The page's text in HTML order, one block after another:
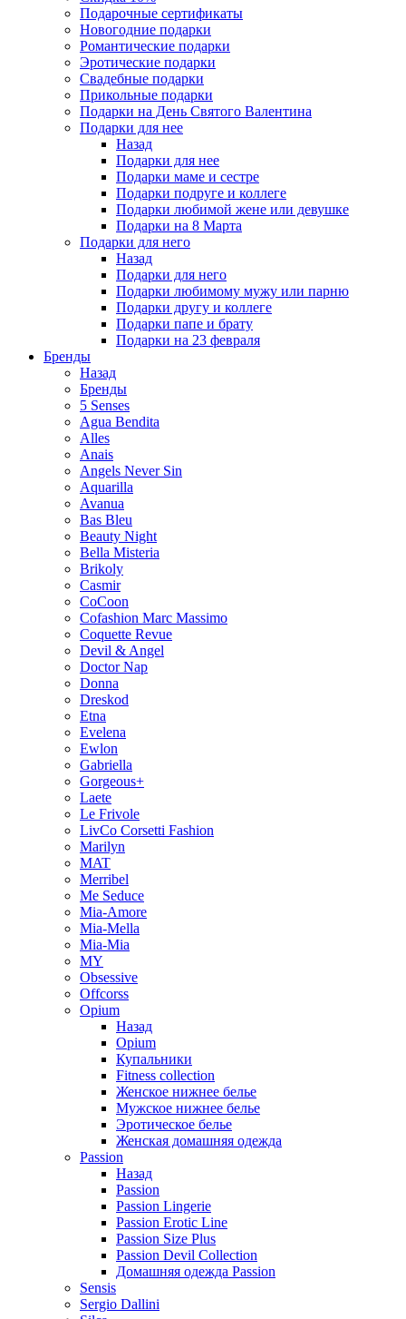
Подарочные сертификаты
Новогодние подарки
Романтические подарки
Эротические подарки
Свадебные подарки
Прикольные подарки
Подарки на День Святого Валентина
Подарки для нее
Назад
Подарки для нее
Подарки маме и сестре
Подарки подруге и коллеге
Подарки любимой жене или девушке
Подарки на 8 Марта
Подарки для него
Назад
Подарки для него
Подарки любимому мужу или парню
Подарки другу и коллеге
Подарки папе и брату
Подарки на 23 февраля
Бренды
Назад
Бренды
5 Senses
Agua Bendita
Alles
Anais
Angels Never Sin
Aquarilla
Avanua
Bas Bleu
Beauty Night
Bella Misteria
Brikoly
Casmir
CoCoon
Cofashion Marc Massimo
Coquette Revue
Devil & Angel
Doctor Nap
Donna
Dreskod
Etna
Evelena
Ewlon
Gabriella
Gorgeous+
Laete
Le Frivole
LivCo Corsetti Fashion
Marilyn
MAT
Merribel
Me Seduce
Mia-Amore
Mia-Mella
Mia-Mia
MY
Obsessive
Offcorss
Opium
Назад
Opium
Купальники
Fitness collection
Женское нижнее белье
Мужское нижнее белье
Эротическое белье
Женская домашняя одежда
Passion
Назад
Passion
Passion Lingerie
Passion Erotic Line
Passion Size Plus
Passion Devil Collection
Домашняя одежда Passion
Sensis
Sergio Dallini